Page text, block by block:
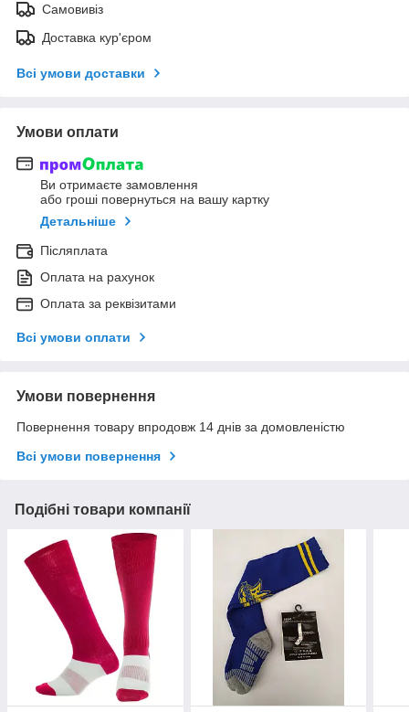
Самовивіз
Доставка кур'єром
Всі умови доставки
Умови оплати
Ви отримаєте замовлення
або гроші повернуться на вашу картку
Детальніше
Післяплата
Оплата на рахунок
Оплата за реквізитами
Всі умови оплати
Умови повернення
Повернення товару впродовж 14 днів за домовленістю
Всі умови повернення
Подібні товари компанії